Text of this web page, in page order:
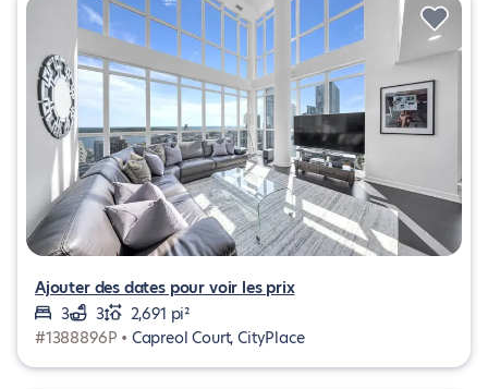
Ajouter des dates pour voir les prix
3
3
2,691 pi²
#1388896P • Capreol Court, CityPlace